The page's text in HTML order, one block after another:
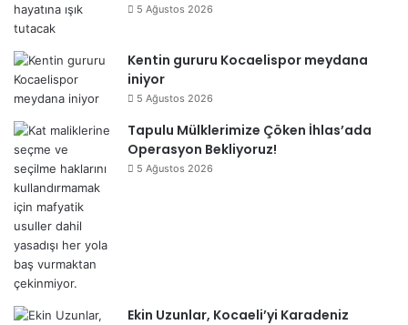
5 Ağustos 2026
Kentin gururu Kocaelispor meydana
iniyor
5 Ağustos 2026
Tapulu Mülklerimize Çöken İhlas’ada
Operasyon Bekliyoruz!
5 Ağustos 2026
Ekin Uzunlar, Kocaeli’yi Karadeniz